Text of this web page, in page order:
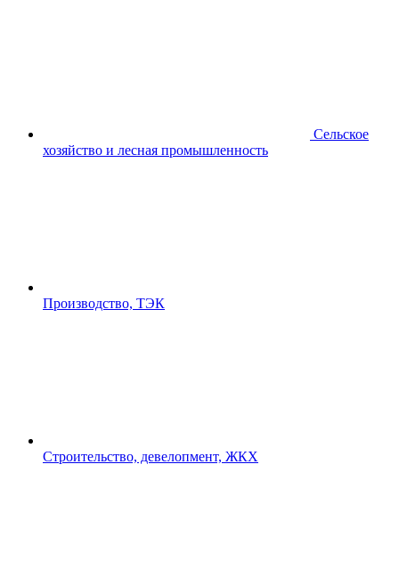
Сельское
хозяйство и лесная промышленность
Производство, ТЭК
Строительство, девелопмент, ЖКХ